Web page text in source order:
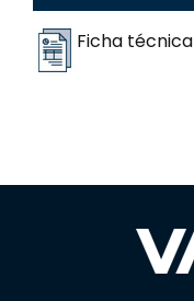
Ficha técnica